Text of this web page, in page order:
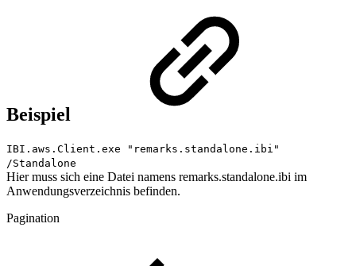
Beispiel
IBI.aws.Client.exe "remarks.standalone.ibi"
/Standalone
Hier muss sich eine Datei namens remarks.standalone.ibi im
Anwendungsverzeichnis befinden.
Pagination